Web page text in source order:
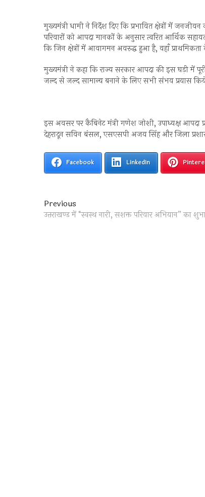
मुख्यमंत्री धामी ने निर्देश दिए कि प्रभावित क्षेत्रों में
परिवारों को आपदा मानकों के अनुसार त्वरित आर्थिक
कि जिन क्षेत्रों में आवागमन अवरुद्ध हुआ है, वहाँ
मुख्यमंत्री ने कहा कि राज्य सरकार आपदा की इस घड़ी में
जल्द से जल्द सामान्य बनाने के लिए सभी संभव प्रयास
इस अवसर पर कैबिनेट मंत्री गणेश जोशी, उपाध्यक्ष आपदा
देहरादून सविन बंसल, एसएसपी अजय सिंह और जिला
Facebook LinkedIn
Post
navigation
Previous
post:
उत्तराखण्ड में “स्वस्थ नारी, सशक्त परिवार अभियान” का